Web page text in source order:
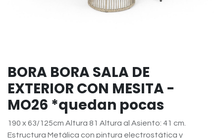
BORA BORA SALA DE
EXTERIOR CON MESITA -
MO26 *quedan pocas
190 x 63/125cm Altura 81 Altura al Asiento: 41 cm.
Estructura Metálica con pintura electrostática y